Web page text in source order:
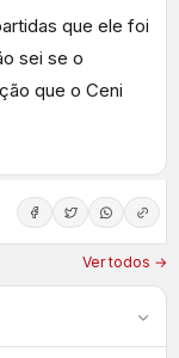
que ele foi
sei se o
que o Ceni
Ver todos →